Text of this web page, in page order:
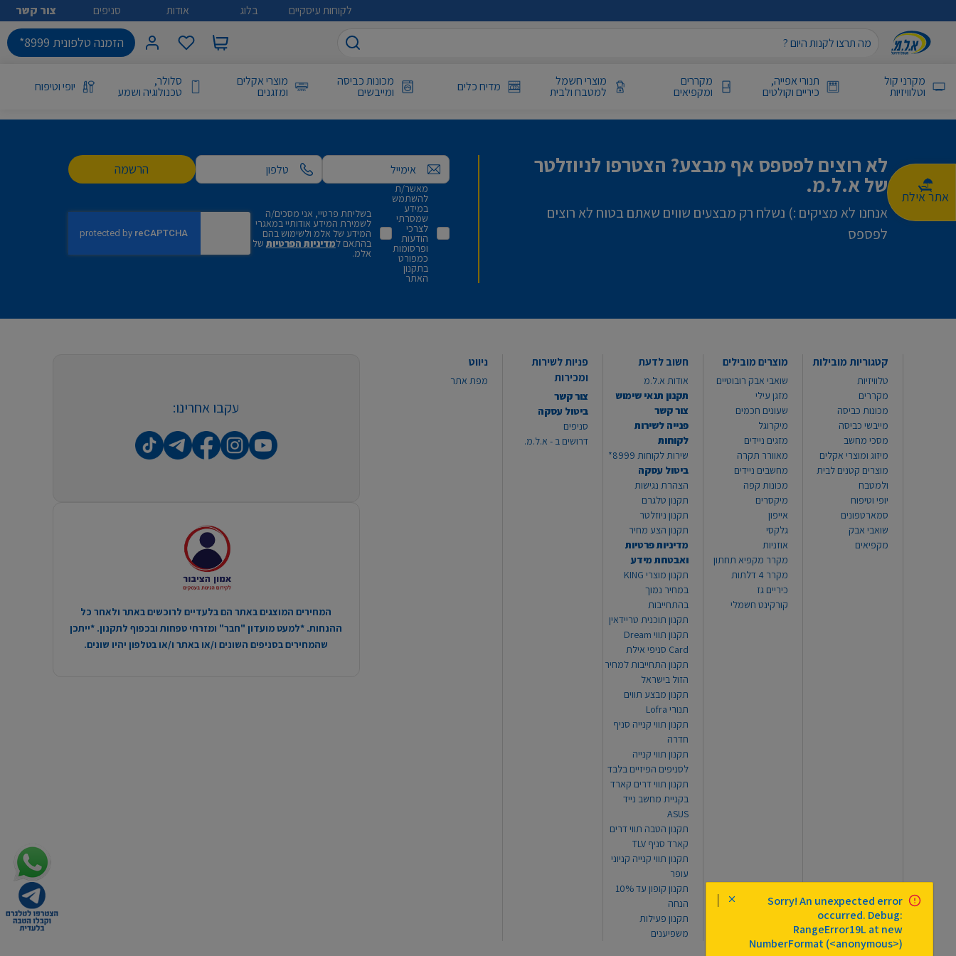
אתר אילת
לקוחות עיסקיים בלוג אודות סניפים צור קשר
הזמנה טלפונית 8999*
מקרני קול
וטלוויזיות
תנורי אפייה,
כיריים וקולטים
מקררים
ומקפיאים
מוצרי חשמל
למטבח ולבית מדיח כלים מכונות כביסה
ומייבשים
מוצרי אקלים
ומזגנים
סלולר,
טכנולוגיה ושמע יופי וטיפוח
לא רוצים לפספס אף מבצע? הצטרפו לניוזלטר
של א.ל.מ.
אנחנו לא מציקים :) נשלח רק מבצעים שווים שאתם בטוח לא רוצים
לפספס
אימייל הרשמה
מאשר/ת
להשתמש
במידע
שמסרתי
לצרכי
הודעות
ופרסומות
כמפורט
בתקנון
האתר
בשליחת פרטיי, אני מסכים/ה
לשמירת המידע אודותיי במאגרי
המידע של אלמ ולשימוש בהם
בהתאם למדיניות הפרטיות של
אלמ.
קטגוריות מובילות
טלוויזיות
מקררים
מכונות כביסה
מייבשי כביסה
מסכי מחשב
מיזוג ומוצרי אקלים
מוצרים קטנים לבית
ולמטבח
יופי וטיפוח
סמארטפונים
שואבי אבק
מקפיאים
מוצרים מובילים
שואבי אבק רובוטיים
מזגן עילי
שעונים חכמים
מיקרוגל
מזגים ניידים
מאוורר תקרה
מחשבים ניידים
מכונות קפה
מיקסרים
אייפון
גלקסי
אוזניות
מקרר מקפיא תחתון
מקרר 4 דלתות
כיריים גז
קורקינט חשמלי
חשוב לדעת
אודות א.ל.מ
תקנון תנאי שימוש
צור קשר
פנייה לשירות
לקוחות
שירות לקוחות 8999*
ביטול עסקה
הצהרת נגישות
תקנון טלגרם
תקנון ניוזלטר
תקנון הצע מחיר
מדיניות פרטיות
ואבטחת מידע
תקנון מוצרי KING
במחיר נמוך
בהתחייבות
תקנון תוכנית טריידאין
תקנון תווי Dream
Card סניפי אילת
תקנון התחייבות למחיר
הזול בישראל
תקנון מבצע תווים
תנורי Lofra
תקנון תווי קנייה סניף
חדרה
תקנון תווי קנייה
לסניפים הפיזיים בלבד
תקנון תווי דרים קארד
בקניית מחשב נייד
ASUS
תקנון הטבה תווי דרים
קארד סניף TLV
תקנון תווי קנייה קניוני
עופר
תקנון קופון עד 10%
הנחה
תקנון פעילות
משפיענים
פניות לשירות
ומכירות
צור קשר
ביטול עסקה
סניפים
דרושים ב - א.ל.מ.
ניווט
מפת אתר
עקבו אחרינו:
המחירים המוצגים באתר הם בלעדיים לרוכשים באתר ולאחר כל
ההנחות. *למעט מועדון "חבר" ומזרחי טפחות ובכפוף לתקנון. *ייתכן
שהמחירים בסניפים השונים ו/או באתר ו/או בטלפון יהיו שונים.
Sorry! An unexpected error
occurred. Debug:
RangeError19L at new
NumberFormat (<anonymous>)